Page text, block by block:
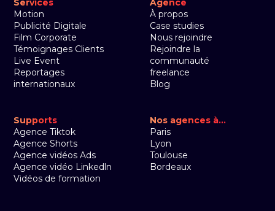
Services
Motion
Publicité Digitale
Film Corporate
Témoignages Clients
Live Event
Reportages
internationaux
Agence
À propos
Case studies
Nous rejoindre
Rejoindre la
communauté
freelance
Blog
Supports
Agence Tiktok
Agence Shorts
Agence vidéos Ads
Agence vidéo Linkedln
Vidéos de formation
Nos agences à...
Paris
Lyon
Toulouse
Bordeaux